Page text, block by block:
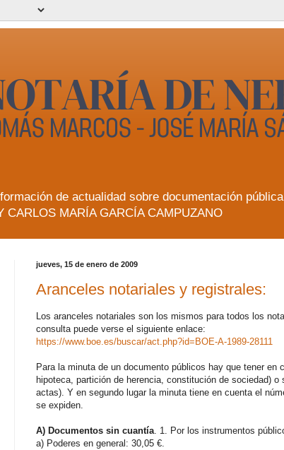
de actualidad sobre documentación
CARLOS MARÍA GARCÍA CAMPUZANO
jueves, 15 de enero de 2009
Aranceles notariales y registrales:
Los aranceles notariales son los mismos para todos los
consulta puede verse el siguiente enlace:
https://www.boe.es/buscar/act.php?id=BOE-A-1989-28111
Para la minuta de un documento públicos hay que tener
hipoteca, partición de herencia, constitución de sociedad)
actas). Y en segundo lugar la minuta tiene en cuenta el
se expiden.
A) Documentos sin cuantía. 1. Por los instrumentos
a) Poderes en general: 30,05 €.